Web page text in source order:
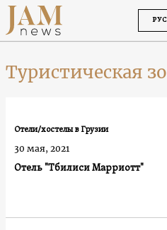
Туристическая
Отель "Тбилиси Марриотт"
Отели/хостелы в Грузии
30 мая, 2021